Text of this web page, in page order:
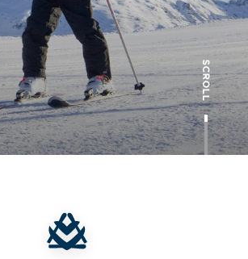
SCROLL